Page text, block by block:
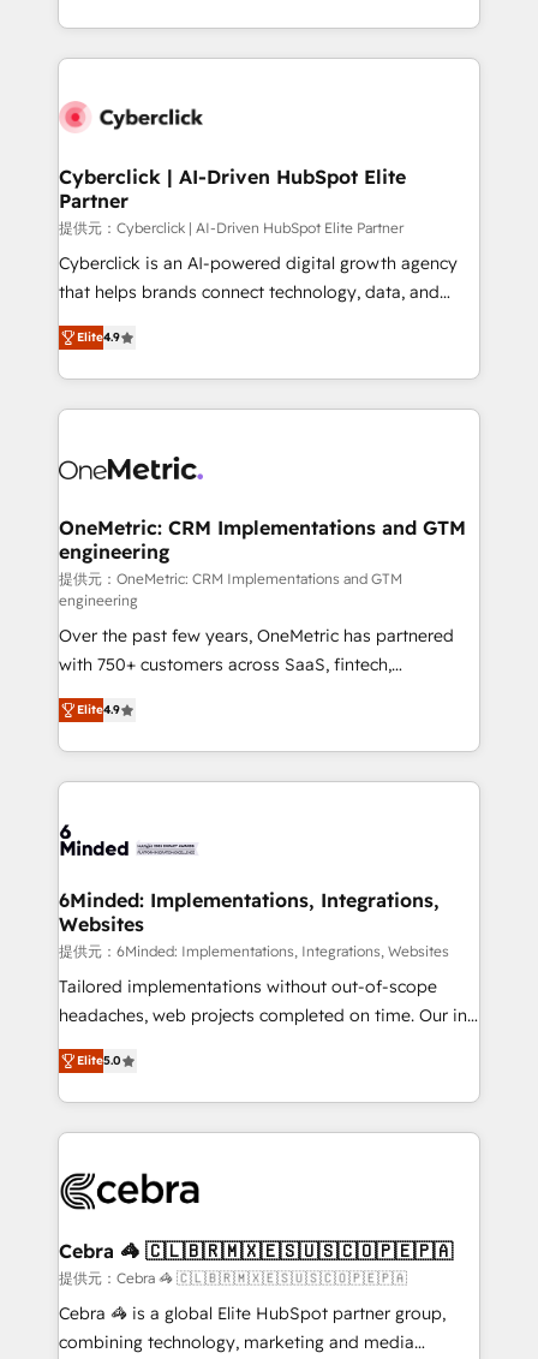
America. From casual user to super fan: make
Canada, we’ve delivered thousands of successful
HubSpot projects for mid-market and enterprise
combine HubSpot, data, and AI to design connected
and technology for predictable, scalable revenue
growth. Our expertise spans RevOps, CRM and data
architecture, AI enablement, and strategic marketing,
delivered through our proprietary FLAIR framework
for responsible AI adoption. As a HubSpot Elite
we blend strategy, creativity, and technology to help
organisations scale smarter and grow stronger.
Cyberclick | AI-Driven HubSpot Elite
Partner
提供元：Cyberclick | AI-Driven HubSpot Elite Partner
Cyberclick is an AI-powered digital growth agency
that helps brands connect technology, data, and
creativity to achieve measurable results. Founded in
Barcelona and operating across Spain, LATAM, and
the UK, we support global companies in building
smarter marketing, sales, and customer success
Iberia (Spain & Portugal), we combine human insight
growth. Our multidisciplinary team designs solutions
that simplify complexity, boost performance, and
turn innovation into real impact. 🌍 Highlights •
HubSpot Partner since 2012 • 2022 EMEA Impact
Award: Best Integration • 150+ successful HubSpot
projects • Clients in 30+ industries • Proprietary
technology for integrations • Multilingual team:
English, Spanish, Portuguese & Italian 👉 Grow
smarter with AI and HubSpot.
Elite4.9
OneMetric: CRM Implementations and GTM
engineering
提供元：OneMetric: CRM Implementations and GTM
engineering
Over the past few years, OneMetric has partnered
with 750+ customers across SaaS, fintech,
healthcare, real estate, and other industries. With
150+ HubSpot-certified experts, we deliver scalable
solutions to complex GTM and RevOps challenges.
Our Expertise 🔹 Onboarding & Implementation:
tailored to your GTM motion. 🔹 Migrations: Move
downtime. 🔹 RevOps Strategy: Align teams,
processes, and data to drive revenue efficiency. 🔹
Integrations: Connect HubSpot with your tech stack
for better adoption. 🔹 Custom Solutions: Build
tailored apps, workflows, and configurations. We are
our commitment to data security and compliance. At
OneMetric, we help revenue teams focus on the
Elite4.9
6Minded: Implementations, Integrations,
Websites
提供元：6Minded: Implementations, Integrations, Websites
Tailored implementations without out-of-scope
headaches, web projects completed on time. Our in-
house team of certified CRM architects, experts,
developers, designers, and marketers handles all
aspects of your HubSpot. ✨ 400+ global clients ✨
100+ seamless migrations from 15+ different CRMs
implementations, and 5,000+ pages ✨ CS: Clients
CS: 245% organic growth & +751% new visitors for a
full-funnel HubSpot project ✨ CS: 415% conversion
boost with a new HubSpot site Recognized leaders:
🏆 HubSpot Platform Migration Impact Award 🏆
Elite5.0
Cebra 🦓 🇨🇱🇧🇷🇲🇽🇪🇸🇺🇸🇨🇴🇵🇪🇵🇦
提供元：Cebra 🦓 🇨🇱🇧🇷🇲🇽🇪🇸🇺🇸🇨🇴🇵🇪🇵🇦
Cebra 🦓 is a global Elite HubSpot partner group,
combining technology, marketing and media